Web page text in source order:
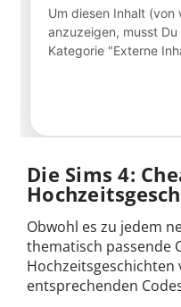
Die Sims 4:
Obwohl es zu jedem
thematisch passende
Hochzeitsgeschichten
entsprechenden